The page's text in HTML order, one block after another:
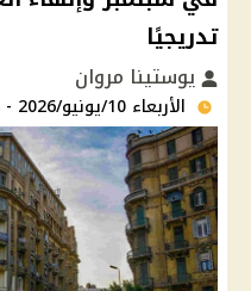
تدريجيًا
يوستينا مروان
الأربعاء 10/يونيو/2026 - 10:48 ص